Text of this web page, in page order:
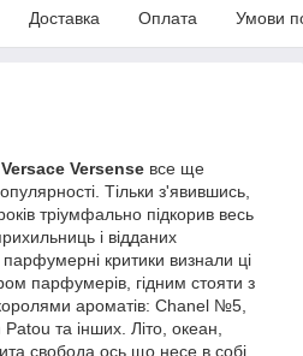
Доставка Оплата Умови
Versace Versense все ще
Тільки з'явившись,
тріумфально підкорив весь
і відданих
критики визнали ці
парфумерів, гідним стояти з
ароматів: Chanel №5,
та інших. Літо, океан,
свобода ось що несе в собі